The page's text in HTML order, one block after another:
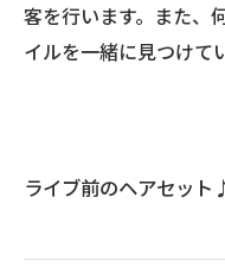
客を行います。また、
イルを一緒に見つけて
ライブ前のヘアセット